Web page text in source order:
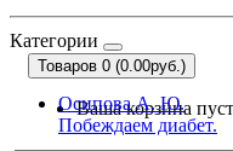
Категории
Товаров 0 (0.00руб.)
Ваша корзина
Осипова А. Ю.
Побеждаем диабет.